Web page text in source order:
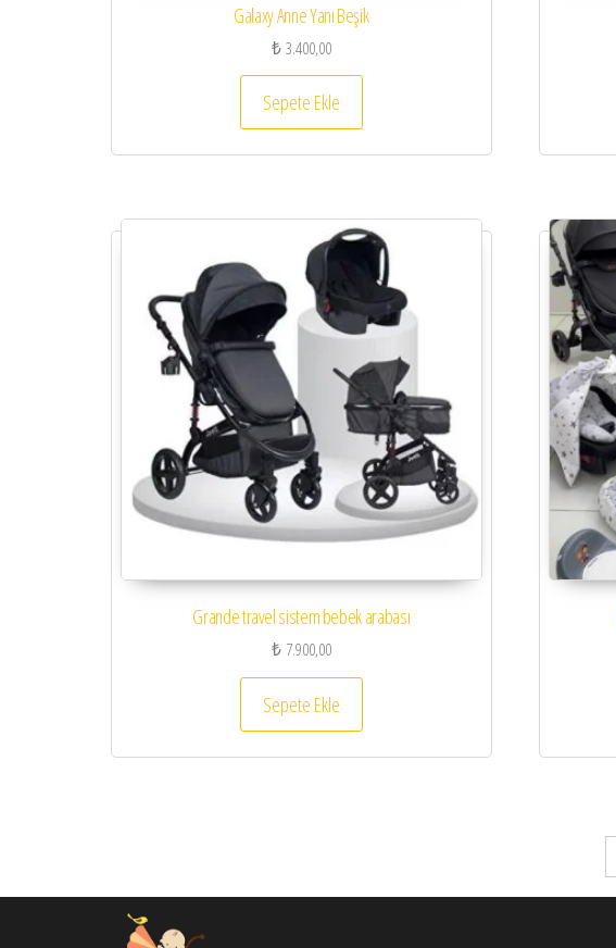
Galaxy Anne Yanı Beşik
₺3.400,00
Sepete Ekle
Grande travel sistem bebek arabası
₺7.900,00
Sepete Ekle